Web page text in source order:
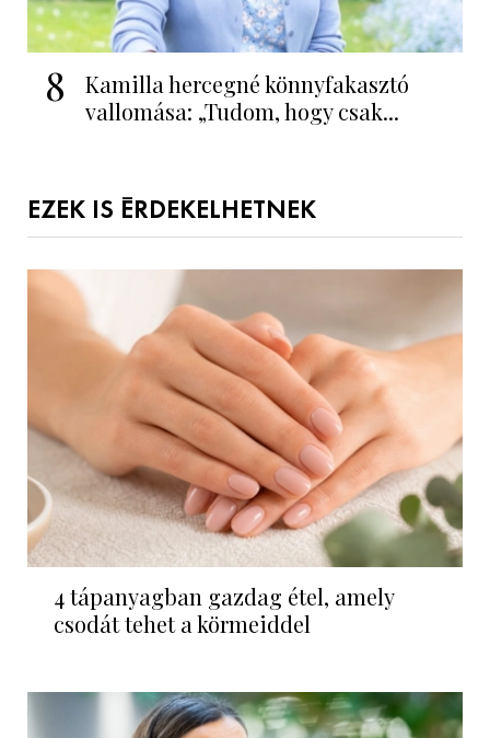
8
Kamilla hercegné könnyfakasztó
vallomása: „Tudom, hogy csak...
EZEK IS ÉRDEKELHETNEK
4 tápanyagban gazdag étel, amely
csodát tehet a körmeiddel